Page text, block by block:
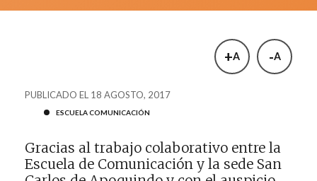
+A -A
PUBLICADO EL 18 AGOSTO, 2017
ESCUELA COMUNICACIÓN
Gracias al trabajo colaborativo entre la
Escuela de Comunicación y la sede San